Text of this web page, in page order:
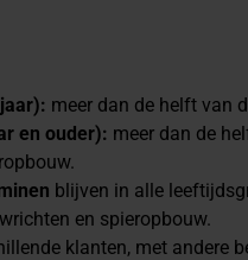
meer dan de helft van
en ouder): meer dan de
blijven in alle
en spieropbouw.
klanten, met andere